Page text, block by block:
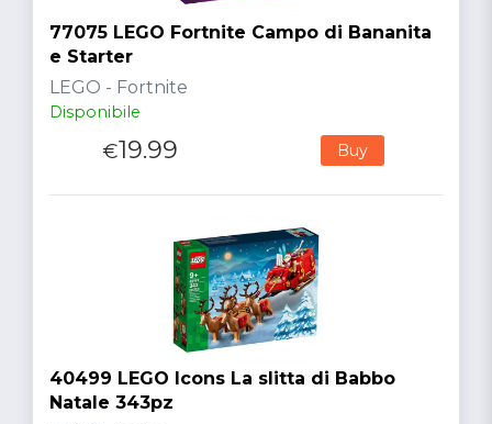
77075 LEGO Fortnite Campo di Bananita
e Starter
LEGO - Fortnite
Disponibile
€19.99 Buy
40499 LEGO Icons La slitta di Babbo
Natale 343pz